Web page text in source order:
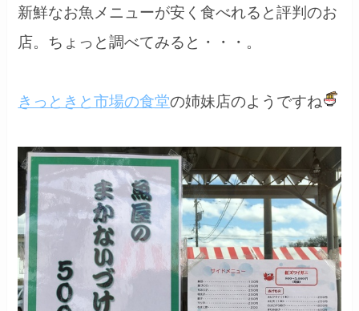
新鮮なお魚メニューが安く食べれると評判のお
店。ちょっと調べてみると・・・。
きっときと市場の食堂の姉妹店のようですね